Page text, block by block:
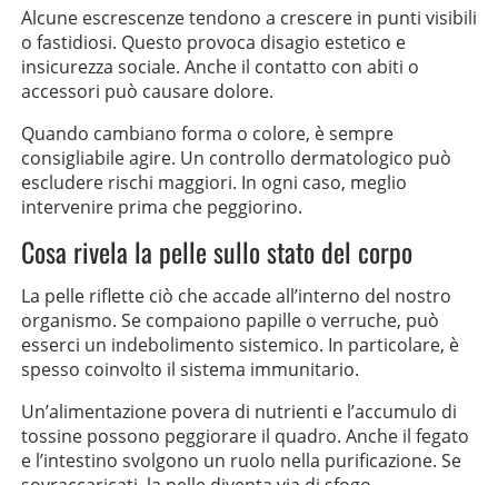
Alcune escrescenze tendono a crescere in punti visibili
o fastidiosi. Questo provoca disagio estetico e
insicurezza sociale. Anche il contatto con abiti o
accessori può causare dolore.
Quando cambiano forma o colore, è sempre
consigliabile agire. Un controllo dermatologico può
escludere rischi maggiori. In ogni caso, meglio
intervenire prima che peggiorino.
Cosa rivela la pelle sullo stato del corpo
La pelle riflette ciò che accade all’interno del nostro
organismo. Se compaiono papille o verruche, può
esserci un indebolimento sistemico. In particolare, è
spesso coinvolto il sistema immunitario.
Un’alimentazione povera di nutrienti e l’accumulo di
tossine possono peggiorare il quadro. Anche il fegato
e l’intestino svolgono un ruolo nella purificazione. Se